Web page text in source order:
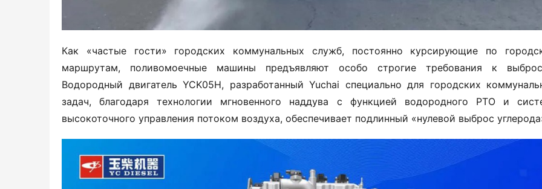
Как «частые гости» городских коммунальных служб, постоянно курсирующие по
маршрутам, поливомоечные машины предъявляют особо строгие требования к
Водородный двигатель YCK05H, разработанный Yuchai специально для городских
задач, благодаря технологии мгновенного наддува с функцией водородного PTO и
высокоточного управления потоком воздуха, обеспечивает подлинный «нулевой выброс